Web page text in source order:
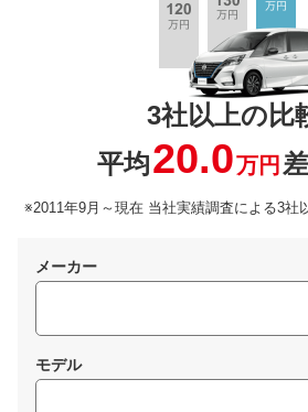
3社以上の比
平均20.0万円
※2011年9月～現在 当社実績調査による3社
メーカー
モデル